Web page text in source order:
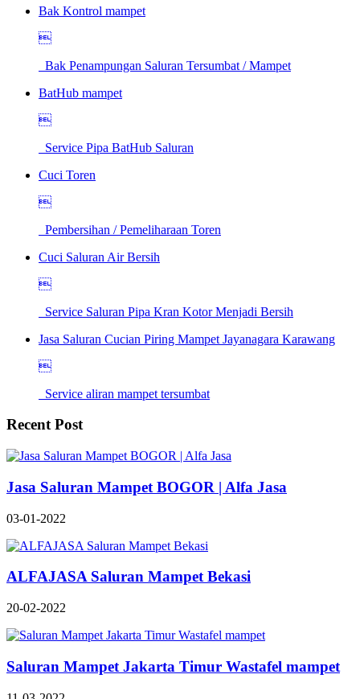
Bak Kontrol mampet

Bak Penampungan Saluran Tersumbat / Mampet
BatHub mampet

Service Pipa BatHub Saluran
Cuci Toren

Pembersihan / Pemeliharaan Toren
Cuci Saluran Air Bersih

Service Saluran Pipa Kran Kotor Menjadi Bersih
Jasa Saluran Cucian Piring Mampet Jayanagara Karawang

Service aliran mampet tersumbat
Recent Post
Jasa Saluran Mampet BOGOR | Alfa Jasa
03-01-2022
ALFAJASA Saluran Mampet Bekasi
20-02-2022
Saluran Mampet Jakarta Timur Wastafel mampet